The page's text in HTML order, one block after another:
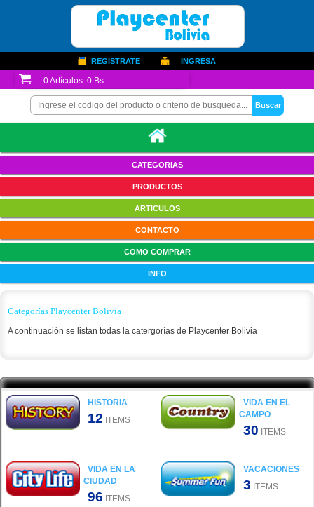
REGISTRATE INGRESA
0Artículos:0 Bs.
CATEGORIAS
PRODUCTOS
ARTICULOS
CONTACTO
COMO COMPRAR
INFO
Categorías Playcenter Bolivia
A continuación se listan todas la catergorías de Playcenter Bolivia
.
HISTORIA
12 ITEMS
VIDA EN EL
CAMPO
30 ITEMS
VIDA EN LA
CIUDAD
96 ITEMS
VACACIONES
3 ITEMS